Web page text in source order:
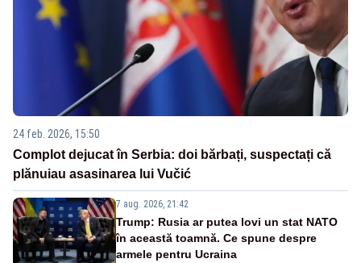
24 feb. 2026, 15:50
Complot dejucat în Serbia: doi bărbați, suspectați că
plănuiau asasinarea lui Vučić
7 aug. 2026, 21:42
Trump: Rusia ar putea lovi un stat NATO
în această toamnă. Ce spune despre
armele pentru Ucraina